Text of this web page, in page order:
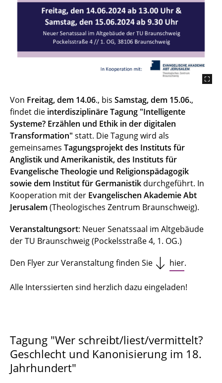
Von Freitag, dem 14.06., bis Samstag, dem 15.06.,
findet die interdisziplinäre Tagung "Intelligente
Systeme? Erzählen und Ethik in der digitalen
Transformation" statt. Die Tagung wird als
gemeinsames Tagungsprojekt des Instituts für
Anglistik und Amerikanistik, des Instituts für
Evangelische Theologie und Religionspädagogik
sowie dem Institut für Germanistik durchgeführt. In
Kooperation mit der Evangelischen Akademie Abt
Jerusalem (Theologisches Zentrum Braunschweig).
Veranstaltungsort: Neuer Senatssaal im Altgebäude
der TU Braunschweig (Pockelsstraße 4, 1. OG.)
Den Flyer zur Veranstaltung finden Sie
hier.
Alle Interssierten sind herzlich dazu eingeladen!
Tagung "Wer schreibt/liest/vermittelt?
Geschlecht und Kanonisierung im 18.
Jahrhundert"